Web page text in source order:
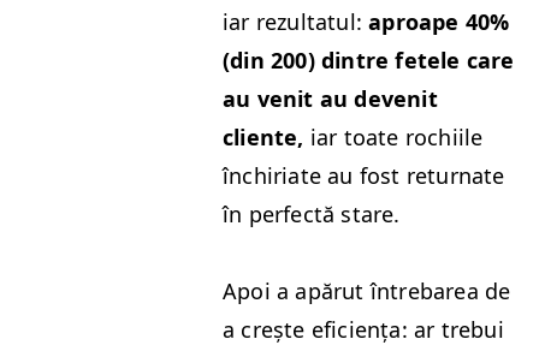
iar rezul­tat­ul:aproape 40%
(din 200) din­tre fetele care
au ven­it au devenit
cliente, iar toate rochi­ile
închiri­ate au fost retur­nate
în per­fec­tă stare.
Apoi a apărut între­barea de
a crește efi­ciența: ar tre­bui